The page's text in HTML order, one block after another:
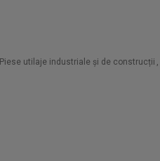
Piese utilaje industriale și de construcții ,